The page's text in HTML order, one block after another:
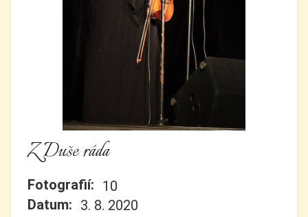
Z Duše ráda
Fotografií: 10
Datum: 3. 8. 2020